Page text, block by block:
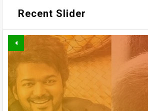
Recent Slider
வாரிசு